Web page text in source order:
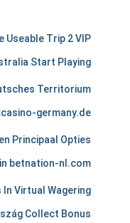
e
c
h
a
n
Useable Trip 2 VIP
Start Playing
Territorium
germany.de
Principaal Opties
betnation-nl.com
Virtual Wagering
Collect Bonus